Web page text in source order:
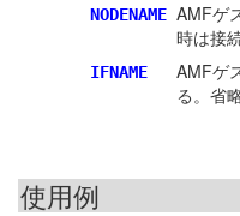
NODENAME AMFゲ
時は接
IFNAME
AMFゲ
る。省
使用例